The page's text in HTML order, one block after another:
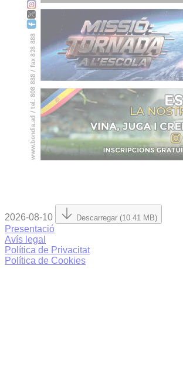
2026-08-10 Descarregar (10.41 MB)
Presentació
Avís legal
Política de Privacitat
Política de Cookies